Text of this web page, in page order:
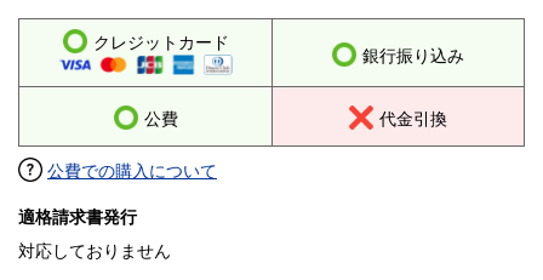
クレジットカード
銀行振り込み
公費 代金引換
公費での購入について
適格請求書発行
対応しておりません